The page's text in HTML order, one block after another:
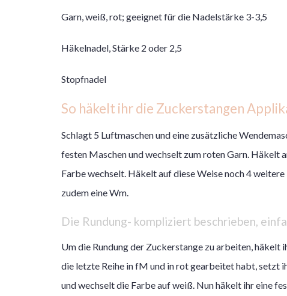
Garn, weiß, rot; geeignet für die Nadelstärke 3-3,5
Häkelnadel, Stärke 2 oder 2,5
Stopfnadel
So häkelt ihr die Zuckerstangen
Schlagt 5 Luftmaschen und eine zusätzliche
festen Maschen und wechselt zum roten Garn. Häkelt
Farbe wechselt. Häkelt auf diese Weise noch 4
zudem eine Wm.
Die Rundung- kompliziert beschrieben,
Um die Rundung der Zuckerstange zu arbeiten, häkelt
die letzte Reihe in fM und in rot gearbeitet habt, setzt
und wechselt die Farbe auf weiß. Nun häkelt ihr eine